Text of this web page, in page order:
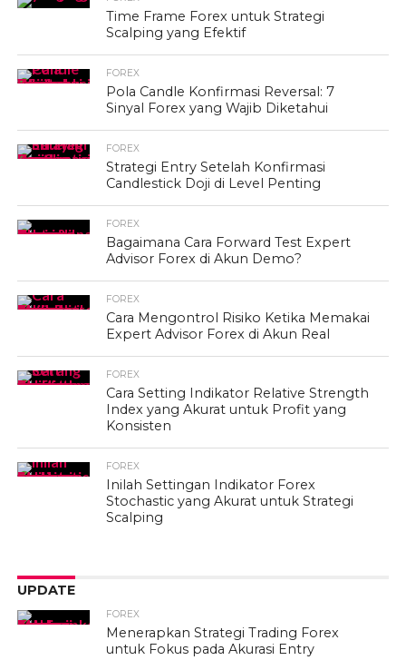
Time Frame Forex untuk Strategi
Scalping yang Efektif
FOREX
Pola Candle Konfirmasi Reversal: 7
Sinyal Forex yang Wajib Diketahui
FOREX
Strategi Entry Setelah Konfirmasi
Candlestick Doji di Level Penting
FOREX
Bagaimana Cara Forward Test Expert
Advisor Forex di Akun Demo?
FOREX
Cara Mengontrol Risiko Ketika Memakai
Expert Advisor Forex di Akun Real
FOREX
Cara Setting Indikator Relative Strength
Index yang Akurat untuk Profit yang
Konsisten
FOREX
Inilah Settingan Indikator Forex
Stochastic yang Akurat untuk Strategi
Scalping
UPDATE
FOREX
Menerapkan Strategi Trading Forex
untuk Fokus pada Akurasi Entry